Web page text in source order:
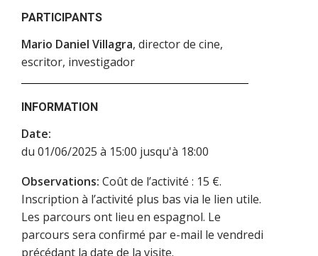
PARTICIPANTS
Mario Daniel Villagra, director de cine,
escritor, investigador
INFORMATION
Date:
du 01/06/2025 à 15:00 jusqu'à 18:00
Observations: Coût de l’activité : 15 €.
Inscription à l’activité plus bas via le lien utile.
Les parcours ont lieu en espagnol. Le
parcours sera confirmé par e-mail le vendredi
précédant la date de la visite.